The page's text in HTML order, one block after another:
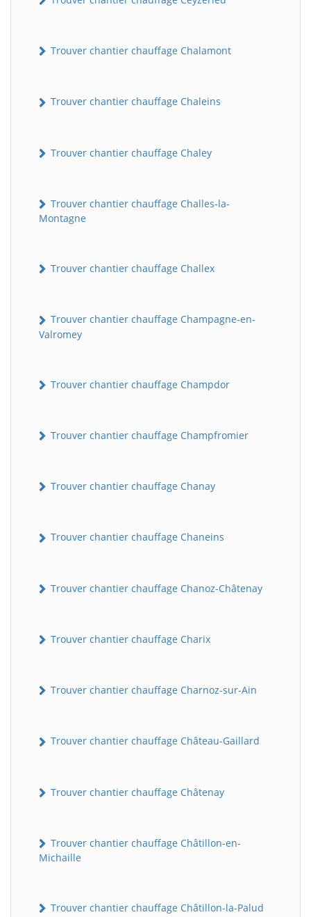
Trouver chantier chauffage Chalamont
Trouver chantier chauffage Chaleins
Trouver chantier chauffage Chaley
Trouver chantier chauffage Challes-la-
Montagne
Trouver chantier chauffage Challex
Trouver chantier chauffage Champagne-en-
Valromey
Trouver chantier chauffage Champdor
Trouver chantier chauffage Champfromier
Trouver chantier chauffage Chanay
Trouver chantier chauffage Chaneins
Trouver chantier chauffage Chanoz-Châtenay
Trouver chantier chauffage Charix
Trouver chantier chauffage Charnoz-sur-Ain
Trouver chantier chauffage Château-Gaillard
Trouver chantier chauffage Châtenay
Trouver chantier chauffage Châtillon-en-
Michaille
Trouver chantier chauffage Châtillon-la-Palud